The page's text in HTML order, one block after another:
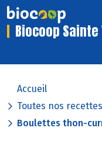
Biocoop
Accueil
Toutes nos recettes
Boulettes thon-